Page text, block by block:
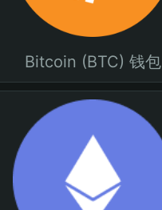
Bitcoin (BTC) 钱包